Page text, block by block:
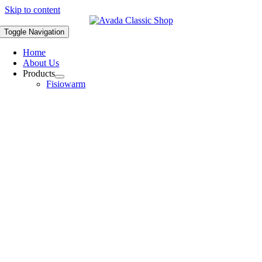
Skip to content
Toggle Navigation
Home
About Us
Products
Fisiowarm